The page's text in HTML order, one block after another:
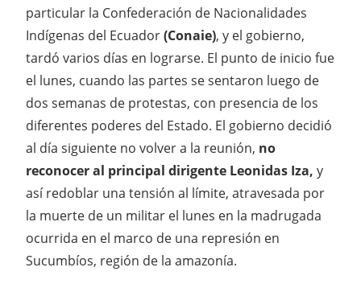
particular la Confederación de Nacionalidades
Indígenas del Ecuador(Conaie), y el gobierno,
tardó varios días en lograrse. El punto de inicio fue
el lunes, cuando las partes se sentaron luego de
dos semanas de protestas, con presencia de los
diferentes poderes del Estado. El gobierno decidió
al día siguiente no volver a la reunión, no
reconocer al principal dirigente Leonidas Iza, y
así redoblar una tensión al límite, atravesada por
la muerte de un militar el lunes en la madrugada
ocurrida en el marco de una represión en
Sucumbíos, región de la amazonía.